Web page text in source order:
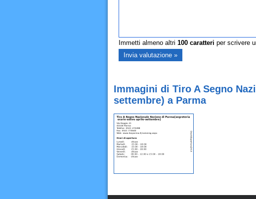
Immetti almeno altri 100caratteri per scrivere
Immagini di Tiro A Segno
settembre) a Parma